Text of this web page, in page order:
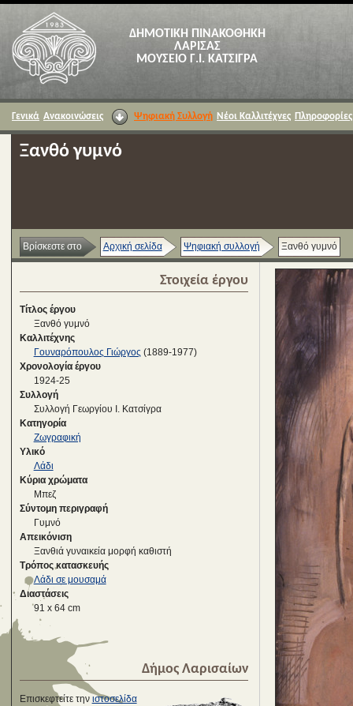
ΔΗΜΟΤΙΚΗ ΠΙΝΑΚΟΘΗΚΗ
ΛΑΡΙΣΑΣ
ΜΟΥΣΕΙΟ Γ.Ι. ΚΑΤΣΙΓΡΑ
Γενικά Ανακοινώσεις Ψηφιακή Συλλογή Νέοι Καλλιτέχνες Πληροφορίες
Ξανθό γυμνό
Βρίσκεστε στο Αρχική σελίδα Ψηφιακή συλλογή Ξανθό γυμνό
Στοιχεία έργου
Τίτλος έργου
Ξανθό γυμνό
Καλλιτέχνης
Γουναρόπουλος Γιώργος (1889-1977)
Χρονολογία έργου
1924-25
Συλλογή
Συλλογή Γεωργίου Ι. Κατσίγρα
Κατηγορία
Ζωγραφική
Υλικό
Λάδι
Κύρια χρώματα
Μπεζ
Σύντομη περιγραφή
Γυμνό
Απεικόνιση
Ξανθιά γυναικεία μορφή καθιστή
Τρόπος κατασκευής
Λάδι σε μουσαμά
Διαστάσεις
91 x 64 cm
Δήμος Λαρισαίων
Επισκεφτείτε την ιστοσελίδα